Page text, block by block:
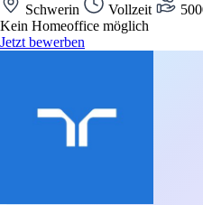
Schwerin Vollzeit
Kein Homeoffice möglich
Jetzt bewerben